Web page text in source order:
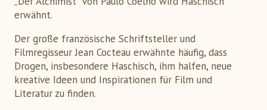
erwähnt.
Der große französische Schriftsteller und
Filmregisseur Jean Cocteau erwähnte häufig, dass
Drogen, insbesondere Haschisch, ihm halfen, neue
kreative Ideen und Inspirationen für Film und
Literatur zu finden.